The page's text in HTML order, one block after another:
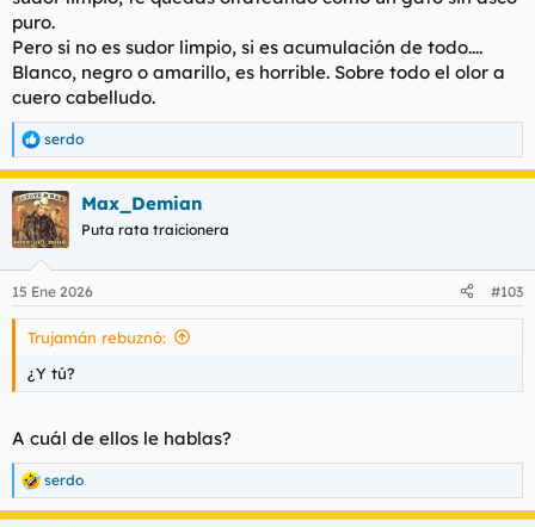
puro.
Pero si no es sudor limpio, si es acumulación de todo....
Blanco, negro o amarillo, es horrible. Sobre todo el olor a
cuero cabelludo.
R
e
a
c
c
i
e
s
serdo
Max_Demian
Puta rata traicionera
15 Ene 2026 #103
Trujamán rebuznó:
¿Y tú?
A cuál de ellos le hablas?
R
e
serdo